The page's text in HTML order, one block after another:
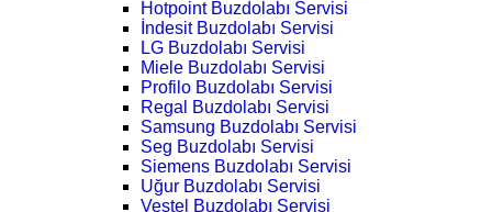
Hotpoint Buzdolabı Servisi
İndesit Buzdolabı Servisi
LG Buzdolabı Servisi
Miele Buzdolabı Servisi
Profilo Buzdolabı Servisi
Regal Buzdolabı Servisi
Samsung Buzdolabı Servisi
Seg Buzdolabı Servisi
Siemens Buzdolabı Servisi
Uğur Buzdolabı Servisi
Vestel Buzdolabı Servisi